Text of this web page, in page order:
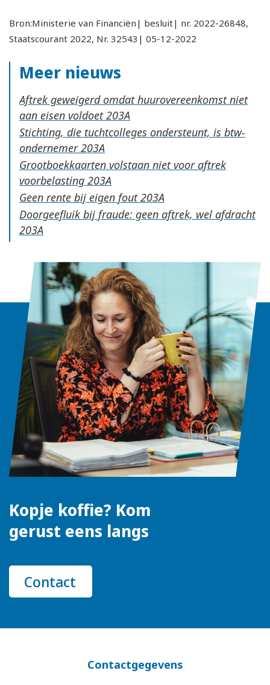
Bron:Ministerie van Financiën| besluit| nr. 2022-26848,
Staatscourant 2022, Nr. 32543| 05-12-2022
Meer nieuws
Aftrek geweigerd omdat huurovereenkomst niet
aan eisen voldoet
Stichting, die tuchtcolleges ondersteunt, is btw-
ondernemer
Grootboekkaarten volstaan niet voor aftrek
voorbelasting
Geen rente bij eigen fout
Doorgeefluik bij fraude: geen aftrek, wel afdracht
Kopje koffie? Kom
gerust eens langs
Contact
Contactgegevens